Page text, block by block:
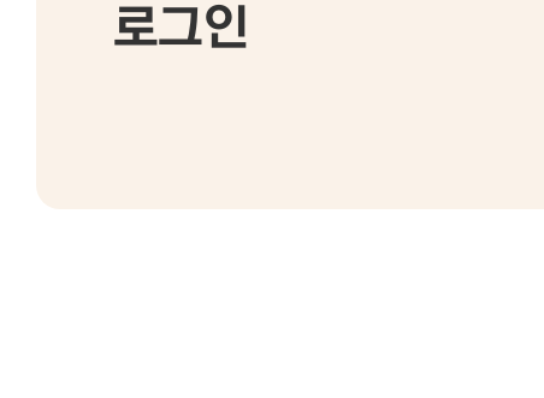
로그인